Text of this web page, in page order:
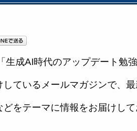
生成AI時代のアップデート勉強
ているメールマガジンで、最
どをテーマに情報をお届けして